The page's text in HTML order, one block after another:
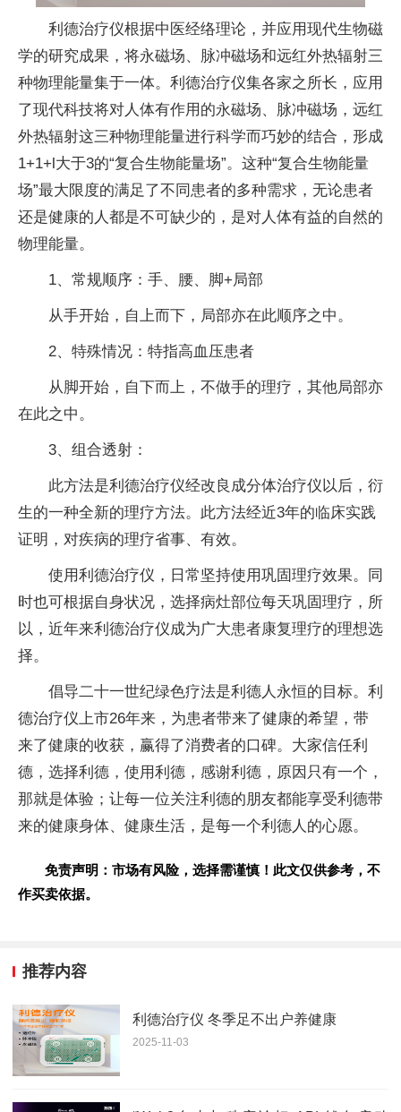
利德治疗仪根据中医经络理论，并应用现代生物磁
学的研究成果，将永磁场、脉冲磁场和远红外热辐射三
种物理能量集于一体。利德治疗仪集各家之所长，应用
了现代科技将对人体有作用的永磁场、脉冲磁场，远红
外热辐射这三种物理能量进行科学而巧妙的结合，形成
1+1+l大于3的“复合生物能量场”。这种“复合生物能量
场”最大限度的满足了不同患者的多种需求，无论患者
还是健康的人都是不可缺少的，是对人体有益的自然的
物理能量。
1、常规顺序：手、腰、脚+局部
从手开始，自上而下，局部亦在此顺序之中。
2、特殊情况：特指高血压患者
从脚开始，自下而上，不做手的理疗，其他局部亦
在此之中。
3、组合透射：
此方法是利德治疗仪经改良成分体治疗仪以后，衍
生的一种全新的理疗方法。此方法经近3年的临床实践
证明，对疾病的理疗省事、有效。
使用利德治疗仪，日常坚持使用巩固理疗效果。同
时也可根据自身状况，选择病灶部位每天巩固理疗，所
以，近年来利德治疗仪成为广大患者康复理疗的理想选
择。
倡导二十一世纪绿色疗法是利德人永恒的目标。利
德治疗仪上市26年来，为患者带来了健康的希望，带
来了健康的收获，赢得了消费者的口碑。大家信任利
德，选择利德，使用利德，感谢利德，原因只有一个，
那就是体验；让每一位关注利德的朋友都能享受利德带
来的健康身体、健康生活，是每一个利德人的心愿。
免责声明：市场有风险，选择需谨慎！此文仅供参考，不
作买卖依据。
推荐内容
利德治疗仪 冬季足不出户养健康
2025-11-03